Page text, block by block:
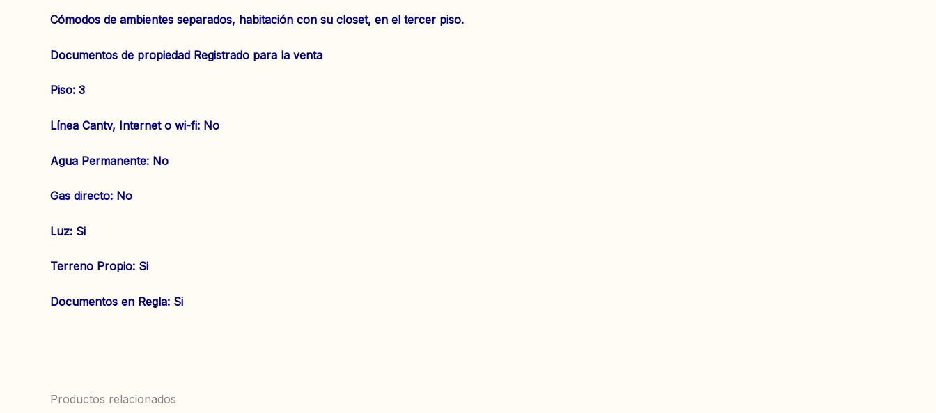
Cómodos de ambientes separados, habitación con su closet, en el tercer piso.
Documentos de propiedad Registrado para la venta
Piso: 3
‌Línea Cantv, Internet o wi-fi: No
‌Agua Permanente: No
‌Gas directo: No
‌Luz: Si
‌Terreno Propio: Si
‌Documentos en Regla: Si
Productos relacionados